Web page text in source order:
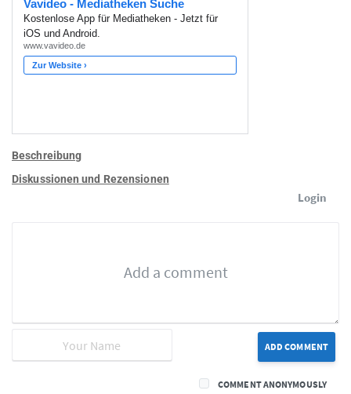
Beschreibung
Diskussionen und Rezensionen
Login
ADD COMMENT
COMMENT ANONYMOUSLY